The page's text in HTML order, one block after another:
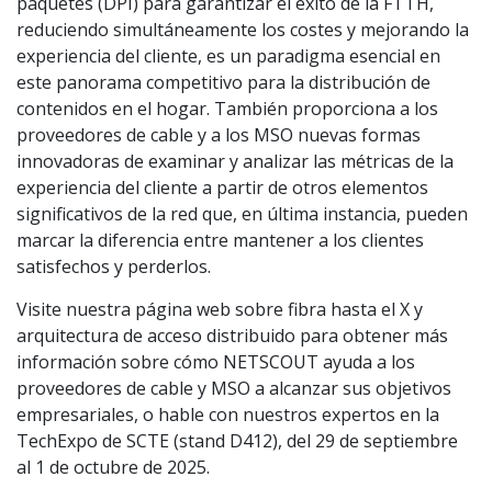
reduciendo simultáneamente los costes y mejorando la
experiencia del cliente, es un paradigma esencial en
este panorama competitivo para la distribución de
contenidos en el hogar. También proporciona a los
proveedores de cable y a los MSO nuevas formas
innovadoras de examinar y analizar las métricas de la
experiencia del cliente a partir de otros elementos
significativos de la red que, en última instancia, pueden
marcar la diferencia entre mantener a los clientes
satisfechos y perderlos.
Visite nuestra página web sobre fibra hasta el X y
arquitectura de acceso distribuido para obtener más
información sobre cómo NETSCOUT ayuda a los
proveedores de cable y MSO a alcanzar sus objetivos
empresariales, o hable con nuestros expertos en la
TechExpo de SCTE (stand D412), del 29 de septiembre
al 1 de octubre de 2025.